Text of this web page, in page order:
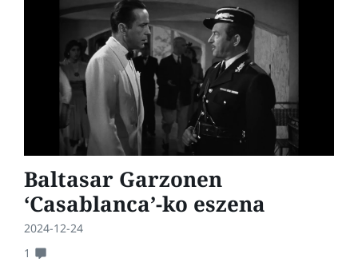
Baltasar Garzonen
‘Casablanca’-ko eszena
2024-12-24
1